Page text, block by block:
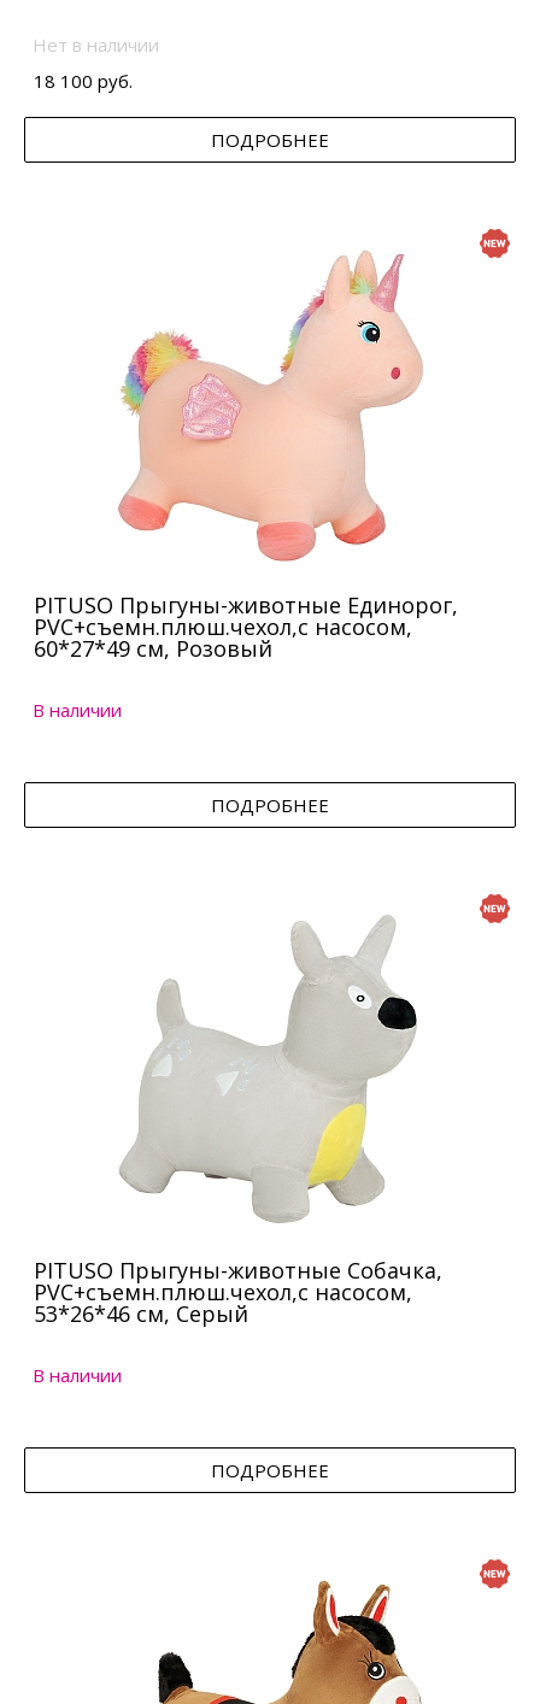
Нет в наличии
18 100 руб.
ПОДРОБНЕЕ
PITUSO Прыгуны-животные Единорог,
PVC+съемн.плюш.чехол,с насосом,
60*27*49 см, Розовый
В наличии
ПОДРОБНЕЕ
PITUSO Прыгуны-животные Собачка,
PVC+съемн.плюш.чехол,с насосом,
53*26*46 см, Серый
В наличии
ПОДРОБНЕЕ